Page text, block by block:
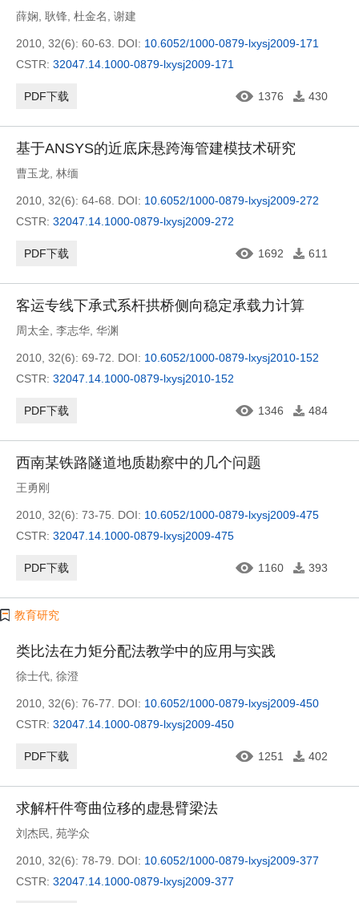
薛娴 耿锋 杜金名 谢建
2010, 32(6): 60-63. DOI: 10.6052/1000-0879-lxysj2009-171
CSTR: 32047.14.1000-0879-lxysj2009-171
PDF下载 1376 430
基于ANSYS的近底床悬跨海管建模技术研究
曹玉龙 林缅
2010, 32(6): 64-68. DOI: 10.6052/1000-0879-lxysj2009-272
CSTR: 32047.14.1000-0879-lxysj2009-272
PDF下载 1692 611
客运专线下承式系杆拱桥侧向稳定承载力计算
周太全 李志华 华渊
2010, 32(6): 69-72. DOI: 10.6052/1000-0879-lxysj2010-152
CSTR: 32047.14.1000-0879-lxysj2010-152
PDF下载 1346 484
西南某铁路隧道地质勘察中的几个问题
王勇刚
2010, 32(6): 73-75. DOI: 10.6052/1000-0879-lxysj2009-475
CSTR: 32047.14.1000-0879-lxysj2009-475
PDF下载 1160 393
教育研究
类比法在力矩分配法教学中的应用与实践
徐士代 徐澄
2010, 32(6): 76-77. DOI: 10.6052/1000-0879-lxysj2009-450
CSTR: 32047.14.1000-0879-lxysj2009-450
PDF下载 1251 402
求解杆件弯曲位移的虚悬臂梁法
刘杰民 苑学众
2010, 32(6): 78-79. DOI: 10.6052/1000-0879-lxysj2009-377
CSTR: 32047.14.1000-0879-lxysj2009-377